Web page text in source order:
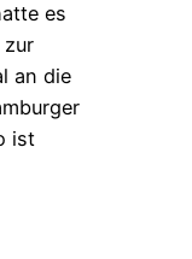
es
zur
an die
ist